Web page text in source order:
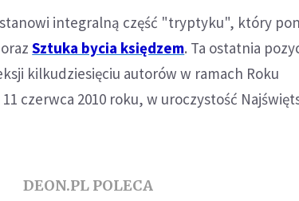
integralną część "tryptyku", który
orazSztuka bycia księdzem. Ta ostatnia
kilkudziesięciu autorów w ramach Roku
czerwca 2010 roku, w uroczystość
DEON.PL POLECA